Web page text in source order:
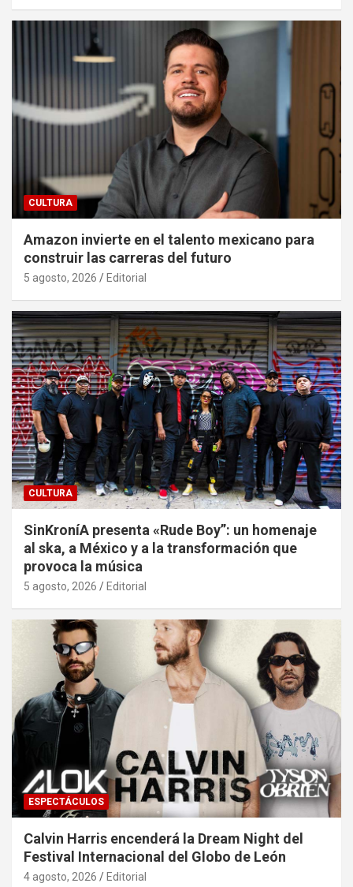
CULTURA
Amazon invierte en el talento mexicano para
construir las carreras del futuro
5 agosto, 2026 Editorial
CULTURA
SinKroníA presenta «Rude Boy”: un homenaje
al ska, a México y a la transformación que
provoca la música
5 agosto, 2026 Editorial
ESPECTÁCULOS
Calvin Harris encenderá la Dream Night del
Festival Internacional del Globo de León
4 agosto, 2026 Editorial